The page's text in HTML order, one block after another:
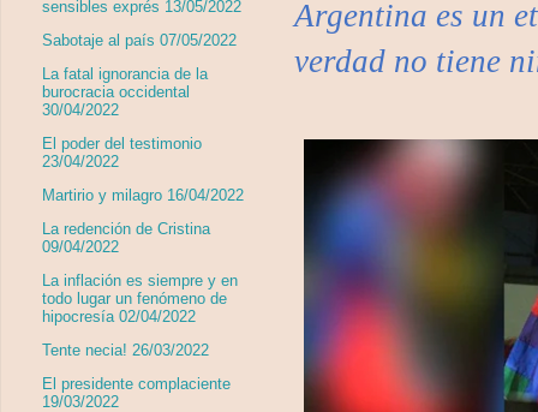
Argentina es un
verdad no tiene
sensibles exprés 13/05/2022
Sabotaje al país 07/05/2022
La fatal ignorancia de la
burocracia occidental
30/04/2022
El poder del testimonio
23/04/2022
Martirio y milagro 16/04/2022
La redención de Cristina
09/04/2022
La inflación es siempre y en
todo lugar un fenómeno de
hipocresía 02/04/2022
Tente necia! 26/03/2022
El presidente complaciente
19/03/2022